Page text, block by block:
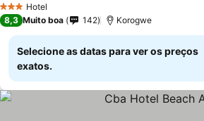
3 EstrelasHotel
8,3 Muito boa 142 Korogwe
Selecione as datas para ver os preços
exatos.